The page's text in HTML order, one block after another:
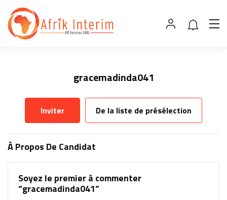
gracemadinda041
Inviter De la liste de présélection
À Propos De Candidat
Soyez le premier à commenter
“gracemadinda041”